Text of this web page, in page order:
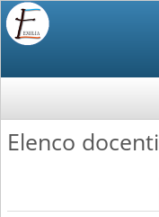
Elenco docenti